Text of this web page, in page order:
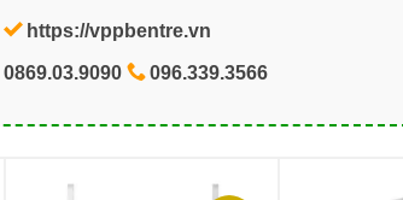
https://vppbentre.vn
0869.03.9090 096.339.3566